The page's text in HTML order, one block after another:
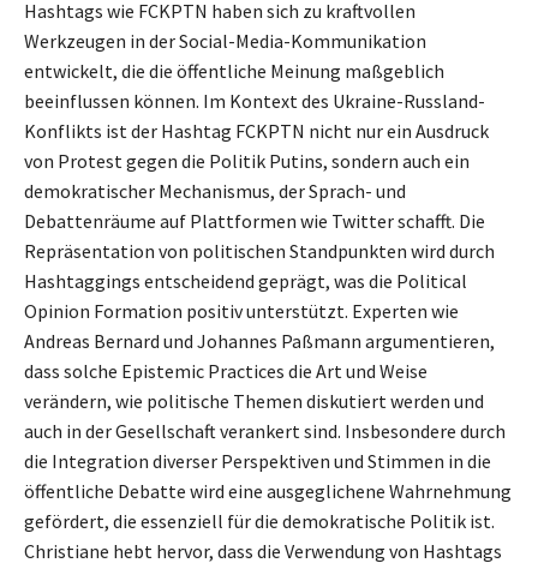
Hashtags wie FCKPTN haben sich zu kraftvollen
Werkzeugen in der Social-Media-Kommunikation
entwickelt, die die öffentliche Meinung maßgeblich
beeinflussen können. Im Kontext des Ukraine-Russland-
Konflikts ist der Hashtag FCKPTN nicht nur ein Ausdruck
von Protest gegen die Politik Putins, sondern auch ein
demokratischer Mechanismus, der Sprach- und
Debattenräume auf Plattformen wie Twitter schafft. Die
Repräsentation von politischen Standpunkten wird durch
Hashtaggings entscheidend geprägt, was die Political
Opinion Formation positiv unterstützt. Experten wie
Andreas Bernard und Johannes Paßmann argumentieren,
dass solche Epistemic Practices die Art und Weise
verändern, wie politische Themen diskutiert werden und
auch in der Gesellschaft verankert sind. Insbesondere durch
die Integration diverser Perspektiven und Stimmen in die
öffentliche Debatte wird eine ausgeglichene Wahrnehmung
gefördert, die essenziell für die demokratische Politik ist.
Christiane hebt hervor, dass die Verwendung von Hashtags